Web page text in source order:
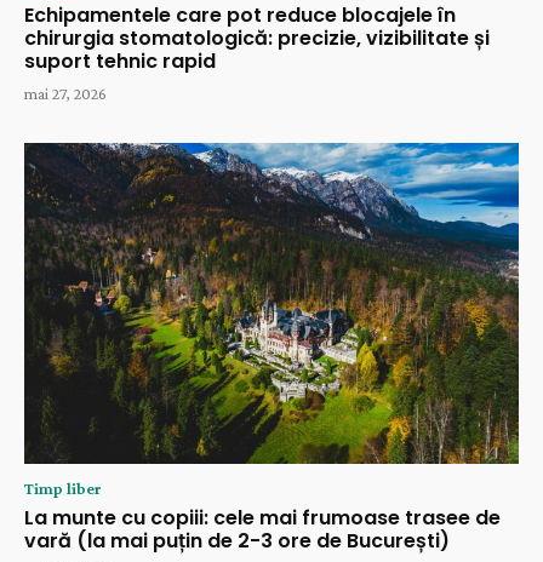
Echipamentele care pot reduce blocajele în
chirurgia stomatologică: precizie, vizibilitate și
suport tehnic rapid
mai 27, 2026
Timp liber
La munte cu copiii: cele mai frumoase trasee de
vară (la mai puțin de 2-3 ore de București)